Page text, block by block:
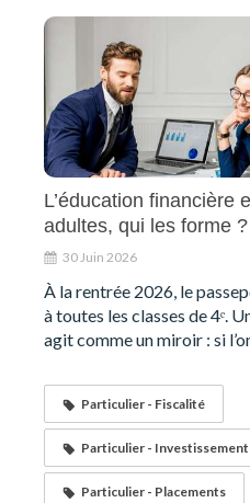
L’éducation financière
adultes, qui les forme ?
30 Juin 2026
À la rentrée 2026, le
à toutes les classes de 4ᵉ.
agit comme un miroir : si
Particulier - Fiscalité
Particulier -
Particulier - Placements